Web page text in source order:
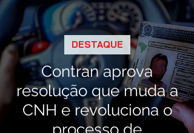
Contran aprova
resolução que muda a
CNH e revoluciona o
processo de
DESTAQUE